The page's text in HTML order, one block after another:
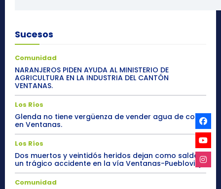
Sucesos
Comunidad
NARANJEROS PIDEN AYUDA AL MINISTERIO DE
AGRICULTURA EN LA INDUSTRIA DEL CANTÓN
VENTANAS.
Los Ríos
Glenda no tiene vergüenza de vender agua de coco
en Ventanas.
Los Ríos
Dos muertos y veintidós heridos dejan como saldo
un trágico accidente en la vía Ventanas-Puebloviejo
Comunidad